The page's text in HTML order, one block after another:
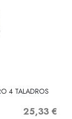
4 TALADROS
Precio
25,33 €